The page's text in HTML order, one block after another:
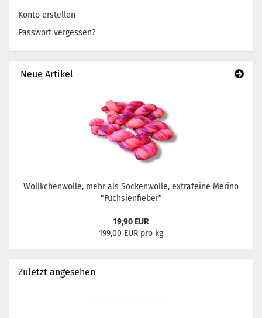
Konto erstellen
Passwort vergessen?
Neue Artikel
Wöllkchenwolle, mehr als Sockenwolle, extrafeine Merino
"Fuchsienfieber"
19,90 EUR
199,00 EUR pro kg
Zuletzt angesehen